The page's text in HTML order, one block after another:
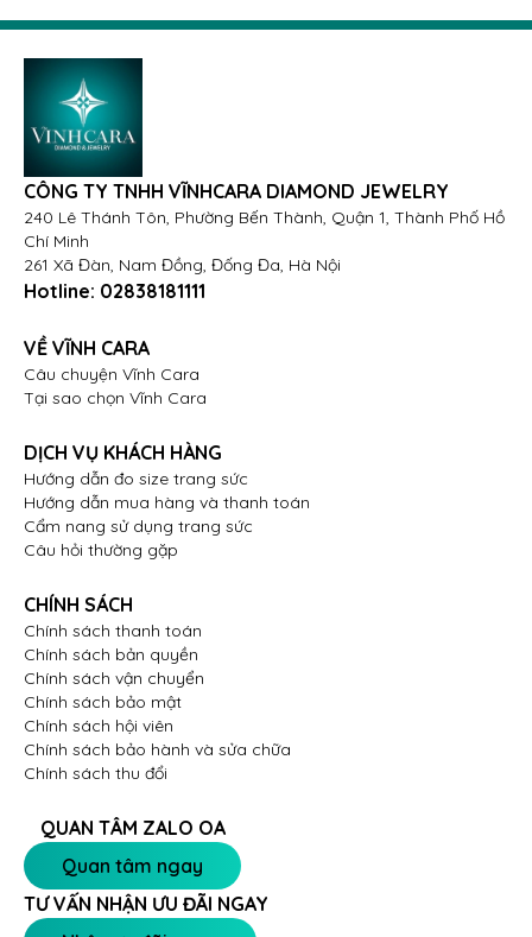
CÔNG TY TNHH VĨNHCARA DIAMOND JEWELRY
240 Lê Thánh Tôn, Phường Bến Thành, Quận 1, Thành Phố Hồ
Chí Minh
261 Xã Đàn, Nam Đồng, Đống Đa, Hà Nội
Hotline: 02838181111
VỀ VĨNH CARA
Câu chuyện Vĩnh Cara
Tại sao chọn Vĩnh Cara
DỊCH VỤ KHÁCH HÀNG
Hướng dẫn đo size trang sức
Hướng dẫn mua hàng và thanh toán
Cẩm nang sử dụng trang sức
Câu hỏi thường gặp
CHÍNH SÁCH
Chính sách thanh toán
Chính sách bản quyền
Chính sách vận chuyển
Chính sách bảo mật
Chính sách hội viên
Chính sách bảo hành và sửa chữa
Chính sách thu đổi
QUAN TÂM ZALO OA
Quan tâm ngay
TƯ VẤN NHẬN ƯU ĐÃI NGAY